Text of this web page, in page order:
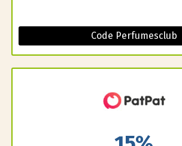
Code Perfumesclub